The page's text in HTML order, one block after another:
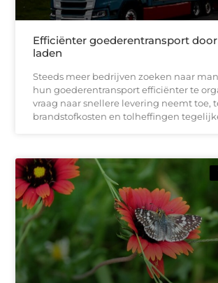
Efficiënter goederentransport
laden
Steeds meer bedrijven zoeken naar
hun goederentransport efficiënter te
vraag naar snellere levering neemt toe,
brandstofkosten en tolheffingen